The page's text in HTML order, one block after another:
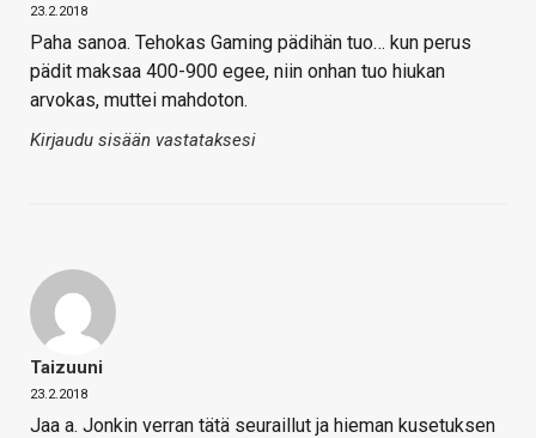
23.2.2018
Paha sanoa. Tehokas Gaming pädihän tuo… kun perus
pädit maksaa 400-900 egee, niin onhan tuo hiukan
arvokas, muttei mahdoton.
Kirjaudu sisään vastataksesi
Taizuuni
23.2.2018
Jaa a. Jonkin verran tätä seuraillut ja hieman kusetuksen